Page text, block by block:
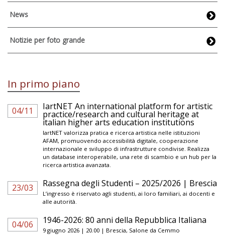
News
Notizie per foto grande
In primo piano
04/11 IartNET An international platform for artistic
practice/research and cultural heritage at
italian higher arts education institutions
IartNET valorizza pratica e ricerca artistica nelle istituzioni
AFAM, promuovendo accessibilità digitale, cooperazione
internazionale e sviluppo di infrastrutture condivise. Realizza
un database interoperabile, una rete di scambio e un hub per la
ricerca artistica avanzata.
23/03 Rassegna degli Studenti – 2025/2026 | Brescia
L’ingresso è riservato agli studenti, ai loro familiari, ai docenti e
alle autorità.
04/06 1946-2026: 80 anni della Repubblica Italiana
9 giugno 2026 | 20.00 | Brescia, Salone da Cemmo